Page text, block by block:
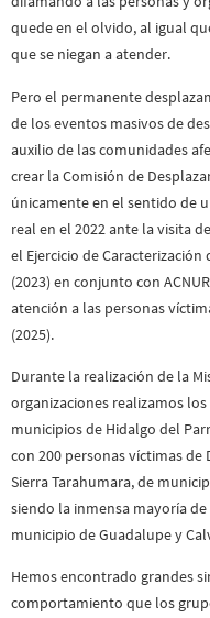
quede en el olvido, al igual
que se niegan a atender.
Pero el permanente
de los eventos masivos de
auxilio de las comunidades
crear la Comisión de
únicamente en el sentido de
real en el 2022 ante la visita
el Ejercicio de
(2023) en conjunto con
atención a las personas
(2025).
Durante la realización de la
organizaciones realizamos
municipios de Hidalgo del
con 200 personas víctimas
Sierra Tarahumara, de
siendo la inmensa mayoría
municipio de Guadalupe y
Hemos encontrado grandes
comportamiento que los